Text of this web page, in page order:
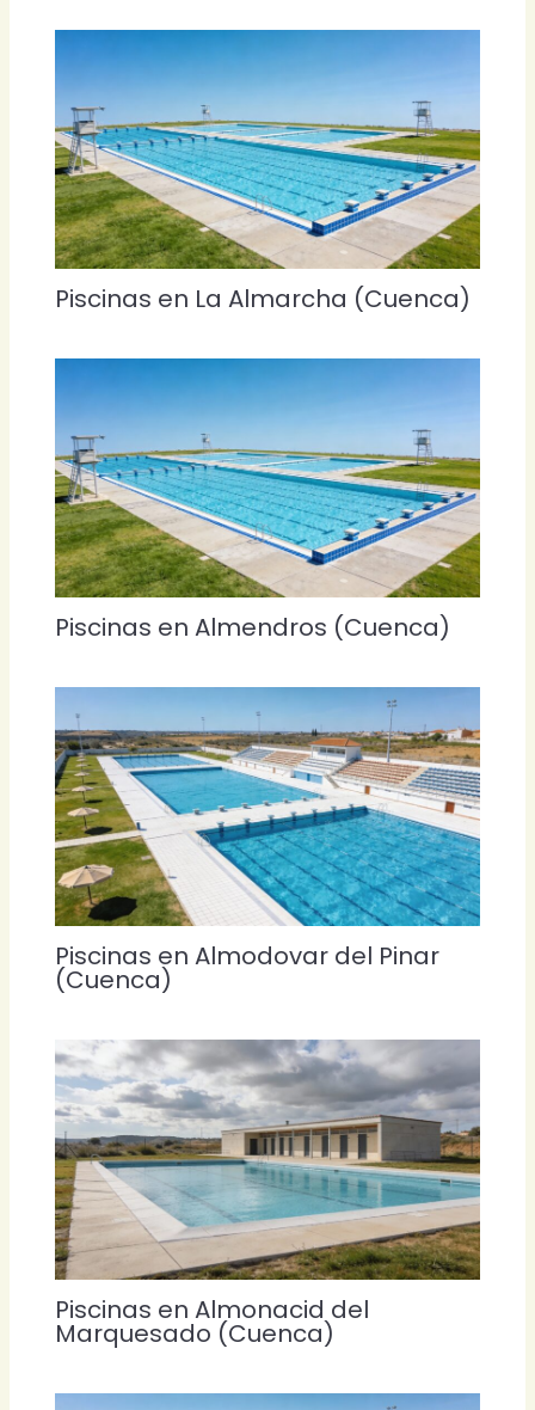
Piscinas en La Almarcha (Cuenca)
Piscinas en Almendros (Cuenca)
Piscinas en Almodovar del Pinar
(Cuenca)
Piscinas en Almonacid del
Marquesado (Cuenca)